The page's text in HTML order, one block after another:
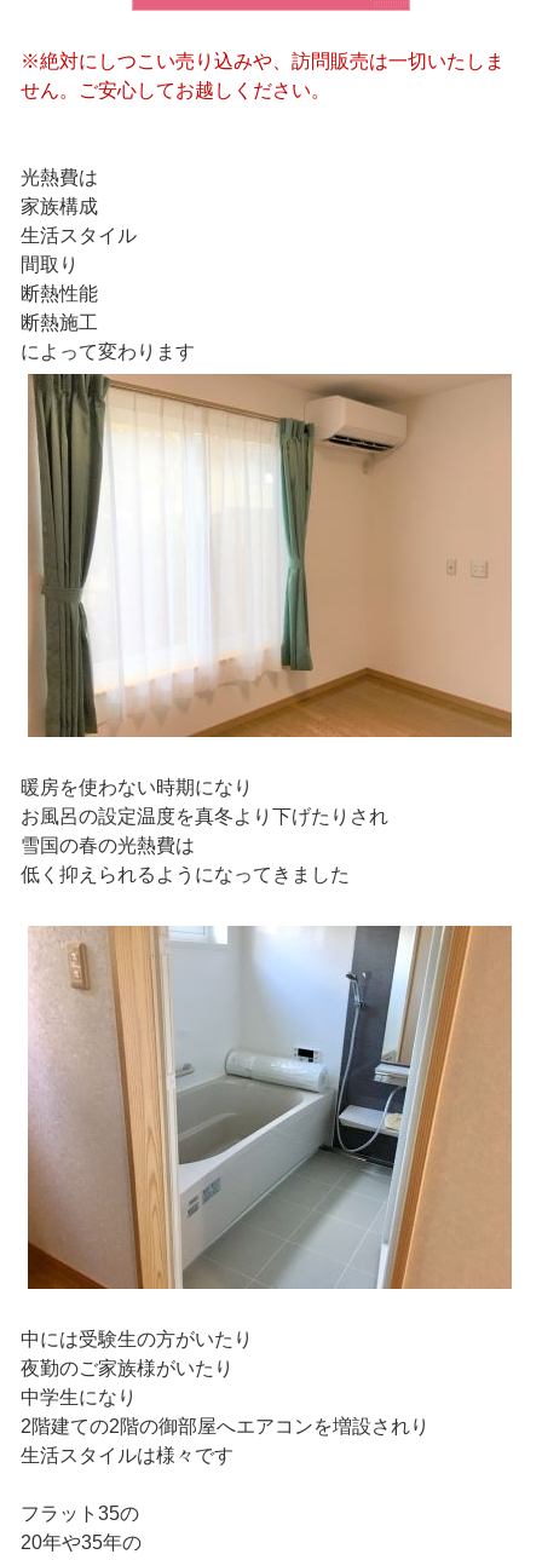
※絶対にしつこい売り込みや、訪問販売は一切いたしま
せん。ご安心してお越しください。
光熱費は
家族構成
生活スタイル
間取り
断熱性能
断熱施工
によって変わります
暖房を使わない時期になり
お風呂の設定温度を真冬より下げたりされ
雪国の春の光熱費は
低く抑えられるようになってきました
中には受験生の方がいたり
夜勤のご家族様がいたり
中学生になり
2階建ての2階の御部屋へエアコンを増設されり
生活スタイルは様々です
フラット35の
20年や35年の